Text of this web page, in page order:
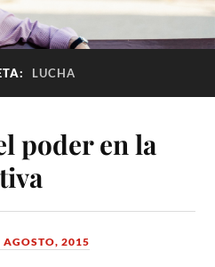
LUCHA
poder en la
AGOSTO, 2015